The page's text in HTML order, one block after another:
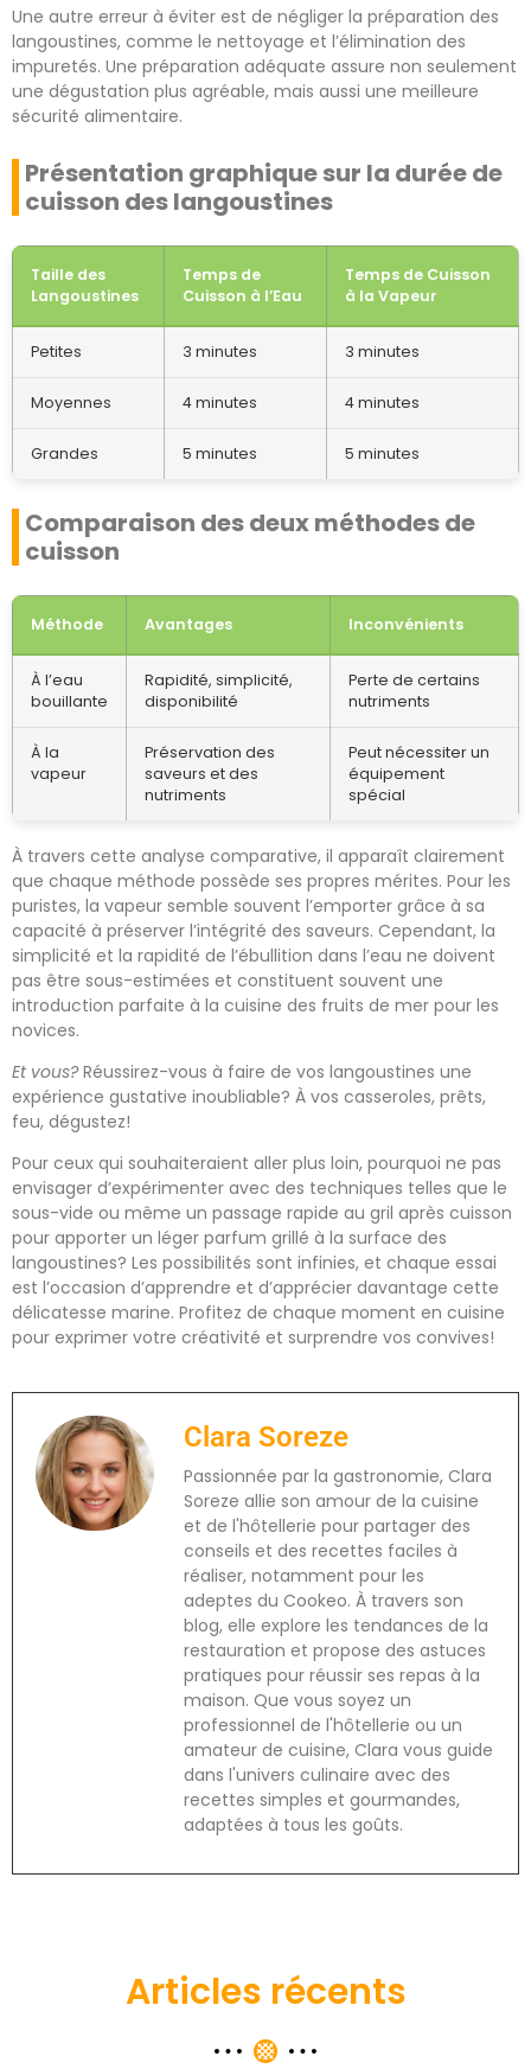
Une autre erreur à éviter est de négliger la préparation des
langoustines, comme le nettoyage et l’élimination des
impuretés. Une préparation adéquate assure non seulement
une dégustation plus agréable, mais aussi une meilleure
sécurité alimentaire.
Présentation graphique sur la durée de
cuisson des langoustines
Taille des
Langoustines
Temps de
Cuisson à l’Eau
Temps de Cuisson
à la Vapeur
Petites 3 minutes 3 minutes
Moyennes 4 minutes 4 minutes
Grandes 5 minutes 5 minutes
Comparaison des deux méthodes de
cuisson
Méthode Avantages Inconvénients
À l’eau
bouillante
Rapidité, simplicité,
disponibilité
Perte de certains
nutriments
À la
vapeur
Préservation des
saveurs et des
nutriments
Peut nécessiter un
équipement
spécial
À travers cette analyse comparative, il apparaît clairement
que chaque méthode possède ses propres mérites. Pour les
puristes, la vapeur semble souvent l’emporter grâce à sa
capacité à préserver l’intégrité des saveurs. Cependant, la
simplicité et la rapidité de l’ébullition dans l’eau ne doivent
pas être sous-estimées et constituent souvent une
introduction parfaite à la cuisine des fruits de mer pour les
novices.
Et vous?Réussirez-vous à faire de vos langoustines une
expérience gustative inoubliable? À vos casseroles, prêts,
feu, dégustez!
Pour ceux qui souhaiteraient aller plus loin, pourquoi ne pas
envisager d’expérimenter avec des techniques telles que le
sous-vide ou même un passage rapide au gril après cuisson
pour apporter un léger parfum grillé à la surface des
langoustines? Les possibilités sont infinies, et chaque essai
est l’occasion d’apprendre et d’apprécier davantage cette
délicatesse marine. Profitez de chaque moment en cuisine
pour exprimer votre créativité et surprendre vos convives!
Clara Soreze
Passionnée par la gastronomie, Clara
Soreze allie son amour de la cuisine
et de l'hôtellerie pour partager des
conseils et des recettes faciles à
réaliser, notamment pour les
adeptes du Cookeo. À travers son
blog, elle explore les tendances de la
restauration et propose des astuces
pratiques pour réussir ses repas à la
maison. Que vous soyez un
professionnel de l'hôtellerie ou un
amateur de cuisine, Clara vous guide
dans l'univers culinaire avec des
recettes simples et gourmandes,
adaptées à tous les goûts.
Articles récents